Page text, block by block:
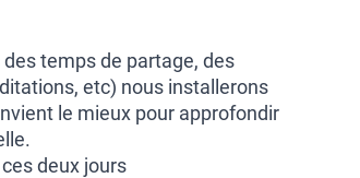
temps de partage, des
etc) nous installerons
le mieux pour approfondir
deux jours